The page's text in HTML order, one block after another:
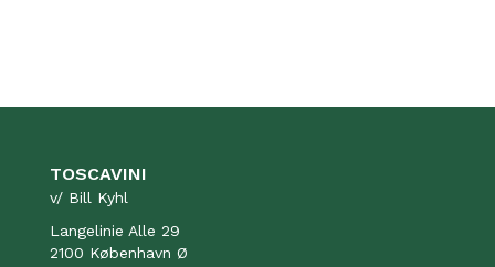
TOSCAVINI
v/ Bill Kyhl
Langelinie Alle 29
2100 København Ø